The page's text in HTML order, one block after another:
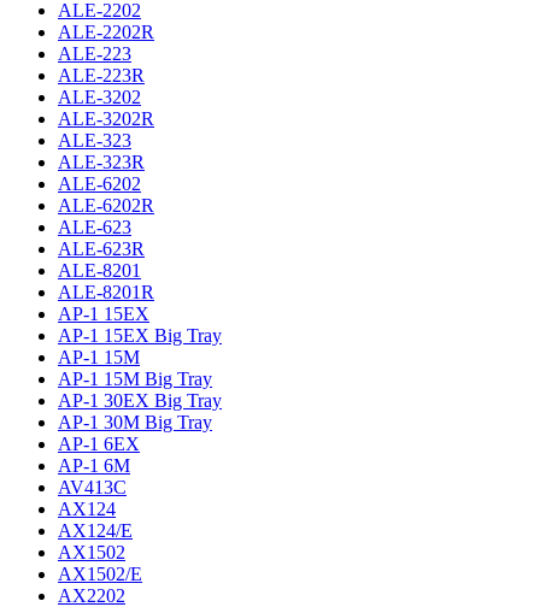
ALE-2202
ALE-2202R
ALE-223
ALE-223R
ALE-3202
ALE-3202R
ALE-323
ALE-323R
ALE-6202
ALE-6202R
ALE-623
ALE-623R
ALE-8201
ALE-8201R
AP-1 15EX
AP-1 15EX Big Tray
AP-1 15M
AP-1 15M Big Tray
AP-1 30EX Big Tray
AP-1 30M Big Tray
AP-1 6EX
AP-1 6M
AV413C
AX124
AX124/E
AX1502
AX1502/E
AX2202